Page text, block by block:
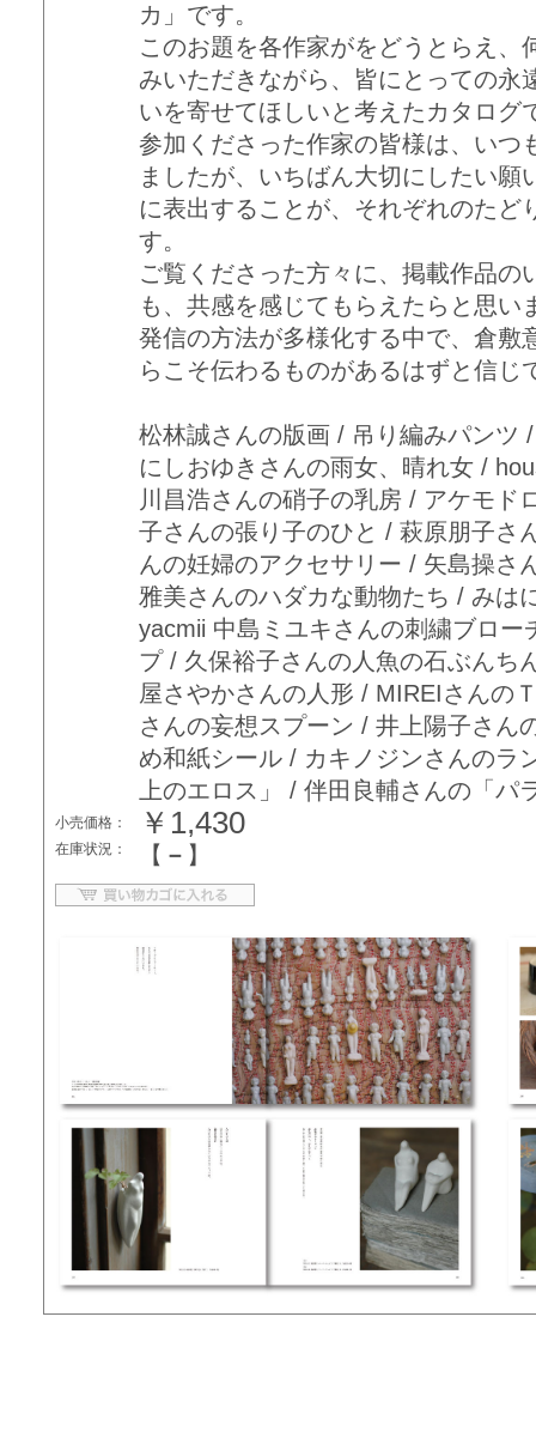
カ」です。
このお題を各作家がをどうとらえ
みいただきながら、皆にとっての永
いを寄せてほしいと考えたカタログ
参加くださった作家の皆様は、いつ
ましたが、いちばん大切にしたい
に表出することが、それぞれのた
す。
ご覧くださった方々に、掲載作品の
も、共感を感じてもらえたらと思い
発信の方法が多様化する中で、倉敷
らこそ伝わるものがあるはずと信
松林誠さんの版画 / 吊り編みパンツ
にしおゆきさんの雨女、晴れ女 /
川昌浩さんの硝子の乳房 / アケモド
子さんの張り子のひと / 萩原朋子さ
んの妊婦のアクセサリー / 矢島操さ
雅美さんのハダカな動物たち / みは
yacmii 中島ミユキさんの刺繍ブロ
プ / 久保裕子さんの人魚の石ぶんち
屋さやかさんの人形 / MIREIさんの
さんの妄想スプーン / 井上陽子さん
め和紙シール / カキノジンさんのラ
上のエロス」 / 伴田良輔さんの「パ
小売価格： ￥1,430
在庫状況： 【 － 】